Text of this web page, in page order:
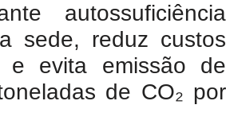
autossuficiência
sede, reduz custos
e evita emissão de
de CO₂ por